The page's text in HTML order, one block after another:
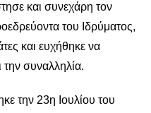
και συνεχάρη τον
του Ιδρύματος,
και ευχήθηκε να
την συναλληλία.
την 23η Ιουλίου του